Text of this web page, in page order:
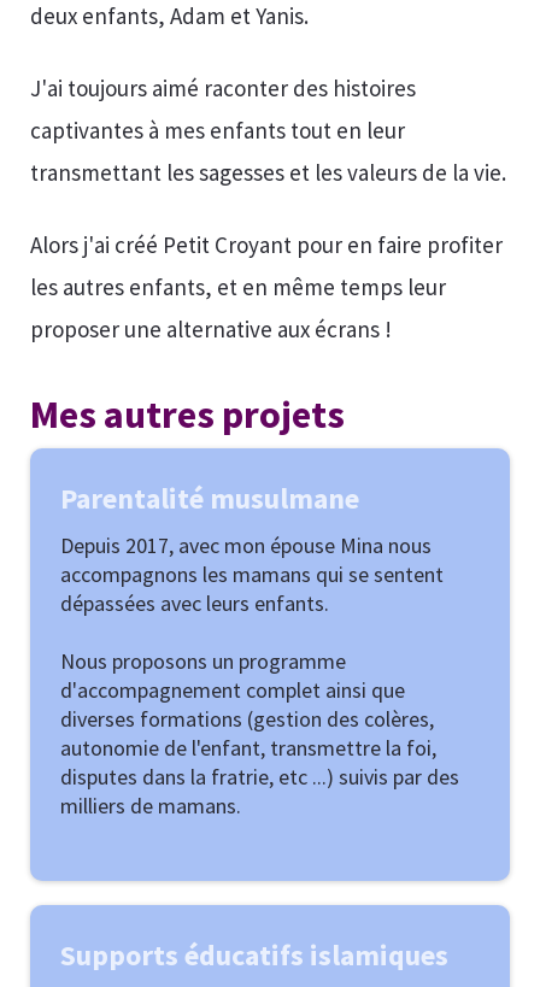
deux enfants, Adam et Yanis.
J'ai toujours aimé raconter des histoires
captivantes à mes enfants tout en leur
transmettant les sagesses et les valeurs de la vie.
Alors j'ai créé Petit Croyant pour en faire profiter
les autres enfants, et en même temps leur
proposer une alternative aux écrans !
Mes autres projets
Parentalité musulmane
Depuis 2017, avec mon épouse Mina nous
accompagnons les mamans qui se sentent
dépassées avec leurs enfants.
Nous proposons un programme
d'accompagnement complet ainsi que
diverses formations (gestion des colères,
autonomie de l'enfant, transmettre la foi,
disputes dans la fratrie, etc ...) suivis par des
milliers de mamans.
Supports éducatifs islamiques